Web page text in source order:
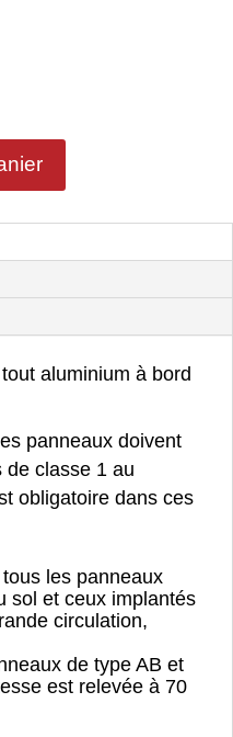
aluminium à bord
panneaux doivent
de classe 1 au
obligatoire dans ces
les panneaux
sol et ceux implantés
circulation,
de type AB et
est relevée à 70